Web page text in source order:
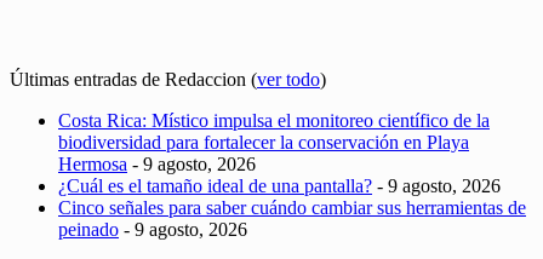
Últimas entradas de Redaccion (ver todo)
Costa Rica: Místico impulsa el monitoreo científico de la
biodiversidad para fortalecer la conservación en Playa
Hermosa - 9 agosto, 2026
¿Cuál es el tamaño ideal de una pantalla? - 9 agosto, 2026
Cinco señales para saber cuándo cambiar sus herramientas de
peinado - 9 agosto, 2026